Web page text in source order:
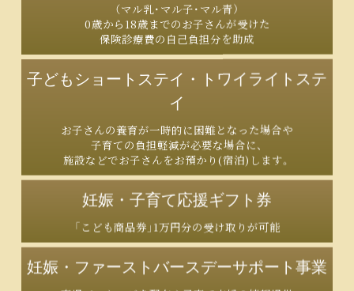
（マル乳・マル子・マル青）
0歳から18歳までのお子さんが受けた
保険診療費の自己負担分を助成
子どもショートステイ・ トワイライトステ
イ
お子さんの養育が一時的に困難となった場合や
子育ての負担軽減が必要な場合に、
施設などでお子さんをお預かり(宿泊)します。
妊娠・子育て応援ギフト券
「こども商品券」1万円分の受け取りが可能
妊娠・ファーストバースデーサポート事業